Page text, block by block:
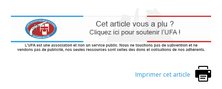
Imprimer cet article